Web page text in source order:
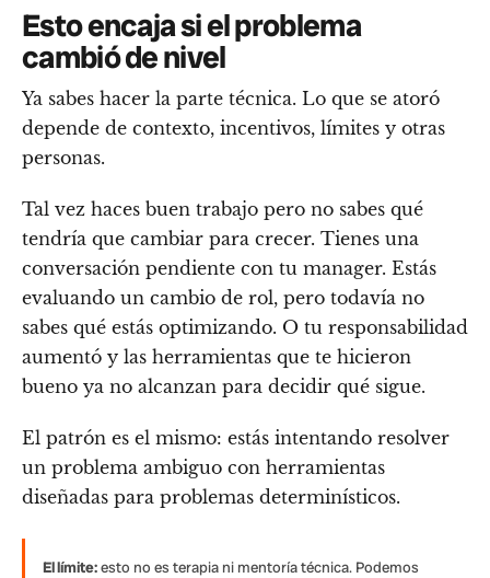
Esto encaja si el problema
cambió de nivel
Ya sabes hacer la parte técnica. Lo que se atoró
depende de contexto, incentivos, límites y otras
personas.
Tal vez haces buen trabajo pero no sabes qué
tendría que cambiar para crecer. Tienes una
conversación pendiente con tu manager. Estás
evaluando un cambio de rol, pero todavía no
sabes qué estás optimizando. O tu responsabilidad
aumentó y las herramientas que te hicieron
bueno ya no alcanzan para decidir qué sigue.
El patrón es el mismo: estás intentando resolver
un problema ambiguo con herramientas
diseñadas para problemas determinísticos.
El límite:esto no es terapia ni mentoría técnica. Podemos